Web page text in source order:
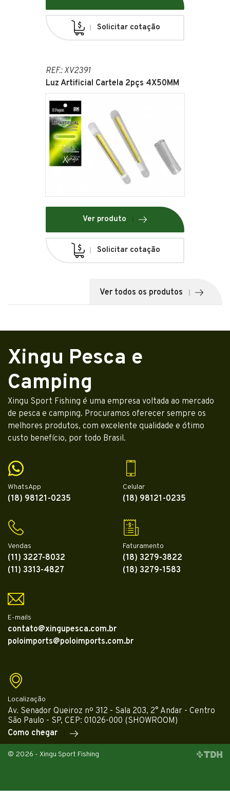
Solicitar cotação
REF.: XV2391
Luz Artificial Cartela 2pçs 4X50MM
Ver produto
Solicitar cotação
Ver todos os produtos
Xingu Pesca e
Camping
Xingu Sport Fishing é uma empresa voltada ao mercado
de pesca e camping. Procuramos oferecer sempre os
melhores produtos, com excelente qualidade e ótimo
custo benefício, por todo Brasil.
WhatsApp
(18) 98121-0235
Celular
(18) 98121-0235
Vendas
(11) 3227-8032
(11) 3313-4827
Faturamento
(18) 3279-3822
(18) 3279-1583
E-mails
contato@xingupesca.com.br
poloimports@poloimports.com.br
Localização
Av. Senador Queiroz nº 312 - Sala 203, 2° Andar - Centro
São Paulo - SP, CEP: 01026-000 (SHOWROOM)
Como chegar
© 2026 - Xingu Sport Fishing